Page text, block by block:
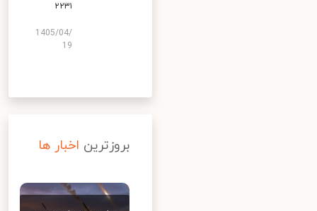
۲۲۳۱
1405/04/
19
بروزترین اخبار ها